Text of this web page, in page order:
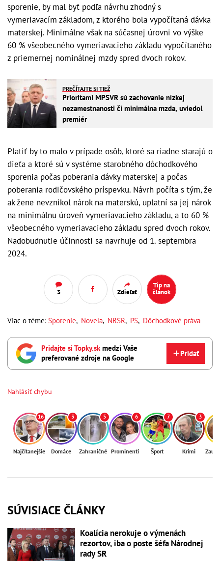
sporenie, by mal byť podľa návrhu zhodný s
vymeriavacím základom, z ktorého bola vypočítaná dávka
materskej. Minimálne však na súčasnej úrovni vo výške
60 % všeobecného vymeriavacieho základu vypočítaného
z priemernej nominálnej mzdy spred dvoch rokov.
PREČÍTAJTE SI TIEŽ
Prioritami MPSVR sú zachovanie nízkej
nezamestnanosti či minimálna mzda, uviedol
premiér
Platiť by to malo v prípade osôb, ktoré sa riadne starajú o
dieťa a ktoré sú v systéme starobného dôchodkového
sporenia počas poberania dávky materskej a počas
poberania rodičovského príspevku. Návrh počíta s tým, že
ak žene nevznikol nárok na materskú, uplatní sa jej nárok
na minimálnu úroveň vymeriavacieho základu, a to 60 %
všeobecného vymeriavacieho základu spred dvoch rokov.
Nadobudnutie účinnosti sa navrhuje od 1. septembra
2024.
3 Zdieľať
Tip na
článok
Viac o téme: Sporenie, Novela, NRSR, PS, Dôchodkové práva
Pridajte si Topky.skmedzi Vaše
preferované zdroje na Google
Pridať
Nahlásiť chybu
16
Najčítanejšie
3
Domáce
5
Zahraničné
6
Prominenti
7
Šport
3
Krimi
SÚVISIACE ČLÁNKY
Koalícia nerokuje o výmenách
rezortov, iba o poste šéfa Národnej
rady SR